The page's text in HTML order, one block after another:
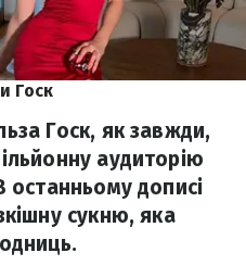
Госк
Госк, як завжди,
аудиторію
останньому дописі
сукню, яка